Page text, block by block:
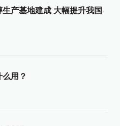
产基地建成 大幅提升我国
么用？